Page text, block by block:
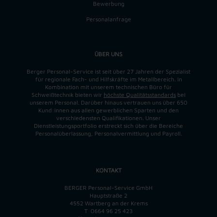
Bewerbung
Personalanfrage
ÜBER UNS
Berger Personal-Service ist seit über 27 Jahren der Spezialist
für regionale Fach- und Hilfskräfte im Metallbereich. In
Kombination mit unserem technischen Büro für
Schweißtechnik bieten wir höchste Qualitätsstandards bei
unserem Personal. Darüber hinaus vertrauen uns über 650
Kund:innen aus allen gewerblichen Sparten und den
verschiedensten Qualifikationen. Unser
Dienstleistungsportfolio erstreckt sich über die Bereiche
Personalüberlassung, Personalvermittlung und Payroll.
KONTAKT
BERGER Personal-Service GmbH
Hauptstraße 2
4552 Wartberg an der Krems
T 0664 96 25 423